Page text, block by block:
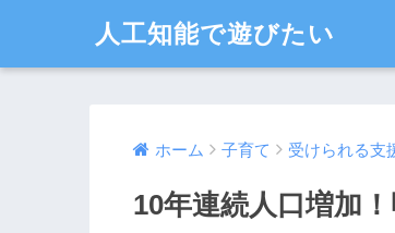
人工知能で遊びたい
ホーム 子育て 受けられる支
10年連続人口増加